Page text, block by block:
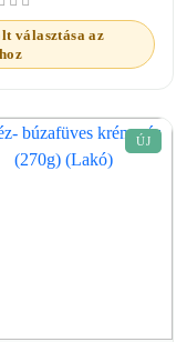
választása az
ÚJ